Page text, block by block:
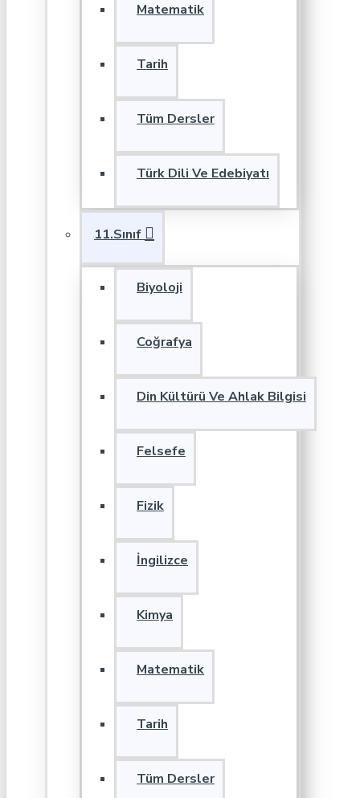
Matematik
Tarih
Tüm Dersler
Türk Dili Ve Edebiyatı
11.Sınıf
Biyoloji
Coğrafya
Din Kültürü Ve Ahlak Bilgisi
Felsefe
Fizik
İngilizce
Kimya
Matematik
Tarih
Tüm Dersler